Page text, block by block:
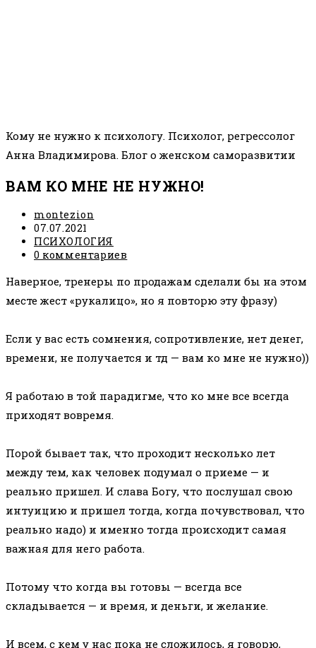
Кому не нужно к психологу. Психолог, регрессолог
Анна Владимирова. Блог о женском саморазвитии
ВАМ КО МНЕ НЕ НУЖНО!
Автор
записи:
montezion
Запись
опубликована:
07.07.2021
Рубрика
записи:
ПСИХОЛОГИЯ
Комментарии
записи:
0 комментариев
Наверное, тренеры по продажам сделали бы на этом
месте жест «рукалицо», но я повторю эту фразу)
Если у вас есть сомнения, сопротивление, нет денег,
времени, не получается и тд — вам ко мне не нужно))
Я работаю в той парадигме, что ко мне все всегда
приходят вовремя.
Порой бывает так, что проходит несколько лет
между тем, как человек подумал о приеме — и
реально пришел. И слава Богу, что послушал свою
интуицию и пришел тогда, когда почувствовал, что
реально надо) и именно тогда происходит самая
важная для него работа.
Потому что когда вы готовы — всегда все
складывается — и время, и деньги, и желание.
И всем, с кем у нас пока не сложилось, я говорю,